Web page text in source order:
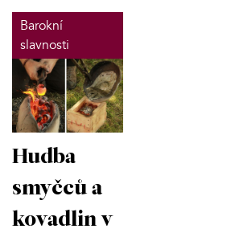
Barokní
slavnosti
Hudba
smyčců a
kovadlin v